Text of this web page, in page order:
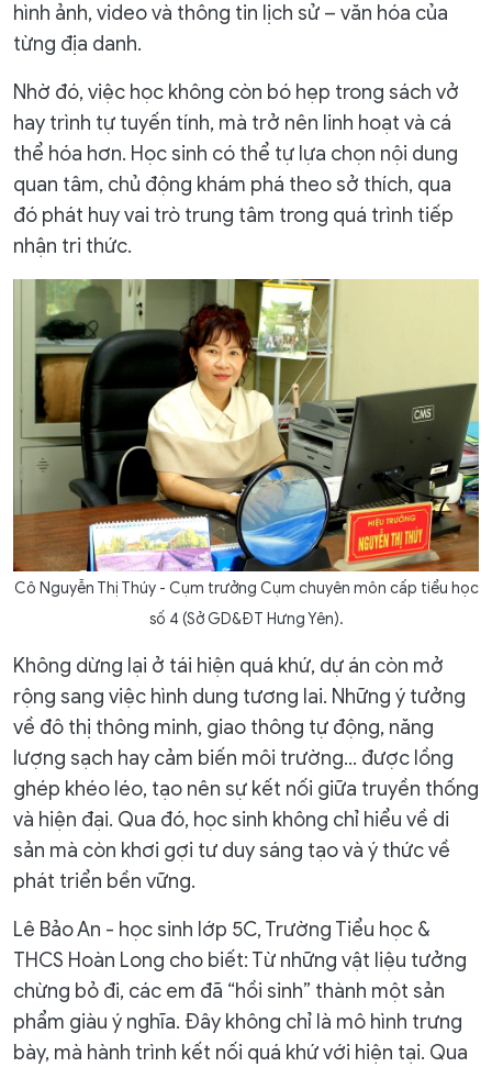
hình ảnh, video và thông tin lịch sử – văn hóa của
từng địa danh.
Nhờ đó, việc học không còn bó hẹp trong sách vở
hay trình tự tuyến tính, mà trở nên linh hoạt và cá
thể hóa hơn. Học sinh có thể tự lựa chọn nội dung
quan tâm, chủ động khám phá theo sở thích, qua
đó phát huy vai trò trung tâm trong quá trình tiếp
nhận tri thức.
Cô Nguyễn Thị Thúy - Cụm trưởng Cụm chuyên môn cấp tiểu học
số 4 (Sở GD&ĐT Hưng Yên).
Không dừng lại ở tái hiện quá khứ, dự án còn mở
rộng sang việc hình dung tương lai. Những ý tưởng
về đô thị thông minh, giao thông tự động, năng
lượng sạch hay cảm biến môi trường… được lồng
ghép khéo léo, tạo nên sự kết nối giữa truyền thống
và hiện đại. Qua đó, học sinh không chỉ hiểu về di
sản mà còn khơi gợi tư duy sáng tạo và ý thức về
phát triển bền vững.
Lê Bảo An - học sinh lớp 5C, Trường Tiểu học &
THCS Hoàn Long cho biết: Từ những vật liệu tưởng
chừng bỏ đi, các em đã “hồi sinh” thành một sản
phẩm giàu ý nghĩa. Đây không chỉ là mô hình trưng
bày, mà hành trình kết nối quá khứ với hiện tại. Qua